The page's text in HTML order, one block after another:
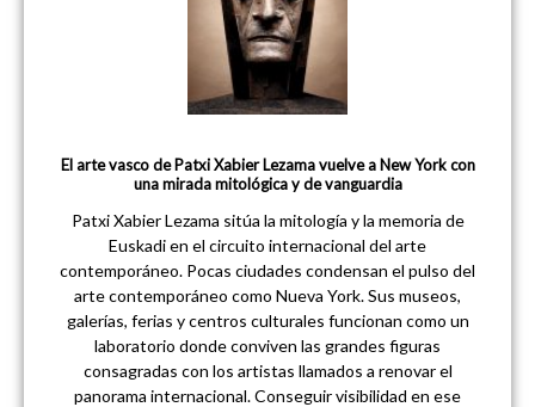
El arte vasco de Patxi Xabier Lezama vuelve a New York con
una mirada mitológica y de vanguardia
Patxi Xabier Lezama sitúa la mitología y la memoria de
Euskadi en el circuito internacional del arte
contemporáneo. Pocas ciudades condensan el pulso del
arte contemporáneo como Nueva York. Sus museos,
galerías, ferias y centros culturales funcionan como un
laboratorio donde conviven las grandes figuras
consagradas con los artistas llamados a renovar el
panorama internacional. Conseguir visibilidad en ese